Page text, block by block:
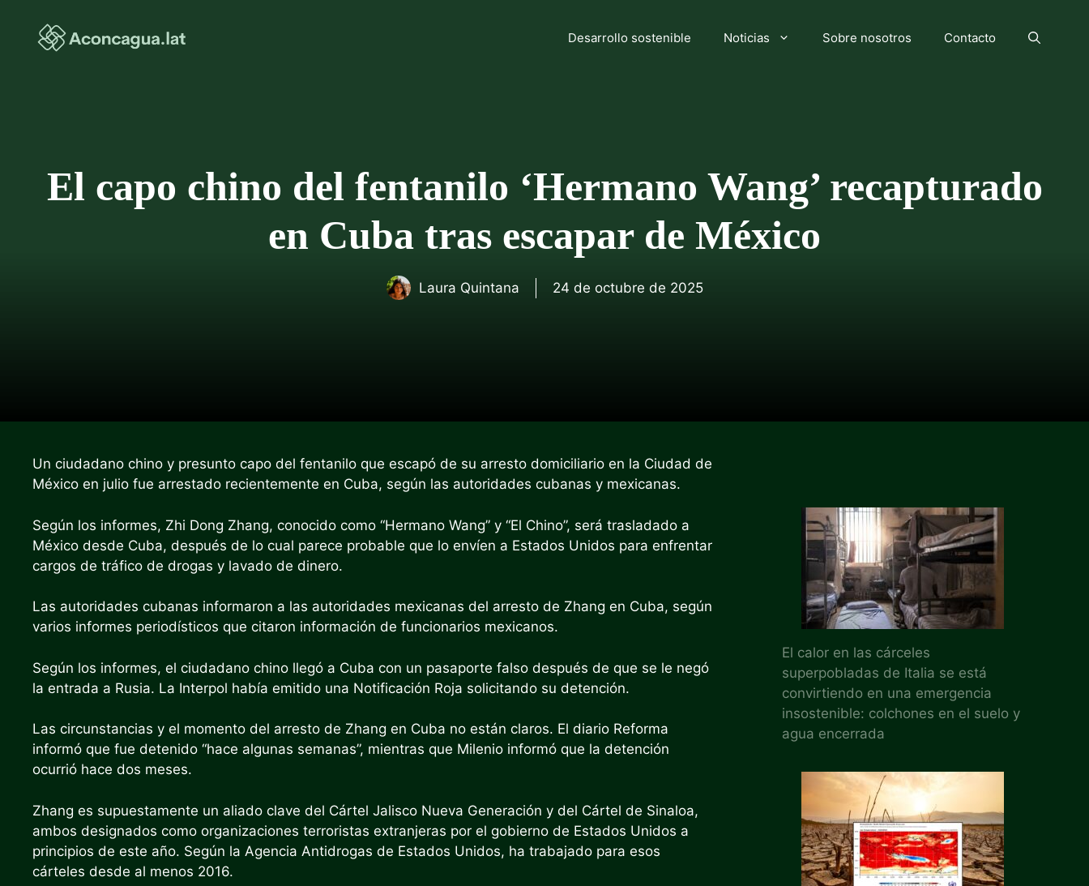
contenido
Desarrollo sostenible Noticias Sobre nosotros Contacto
El capo chino del fentanilo ‘Hermano Wang’ recapturado
en Cuba tras escapar de México
Laura Quintana 24 de octubre de 2025
Un ciudadano chino y presunto capo del fentanilo que escapó de su arresto domiciliario en la Ciudad de
México en julio fue arrestado recientemente en Cuba, según las autoridades cubanas y mexicanas.
Según los informes, Zhi Dong Zhang, conocido como “Hermano Wang” y “El Chino”, será trasladado a
México desde Cuba, después de lo cual parece probable que lo envíen a Estados Unidos para enfrentar
cargos de tráfico de drogas y lavado de dinero.
Las autoridades cubanas informaron a las autoridades mexicanas del arresto de Zhang en Cuba, según
varios informes periodísticos que citaron información de funcionarios mexicanos.
Según los informes, el ciudadano chino llegó a Cuba con un pasaporte falso después de que se le negó
la entrada a Rusia. La Interpol había emitido una Notificación Roja solicitando su detención.
Las circunstancias y el momento del arresto de Zhang en Cuba no están claros. El diario Reforma
informó que fue detenido “hace algunas semanas”, mientras que Milenio informó que la detención
ocurrió hace dos meses.
Zhang es supuestamente un aliado clave del Cártel Jalisco Nueva Generación y del Cártel de Sinaloa,
ambos designados como organizaciones terroristas extranjeras por el gobierno de Estados Unidos a
principios de este año. Según la Agencia Antidrogas de Estados Unidos, ha trabajado para esos
cárteles desde al menos 2016.
El calor en las cárceles
superpobladas de Italia se está
convirtiendo en una emergencia
insostenible: colchones en el suelo y
agua encerrada